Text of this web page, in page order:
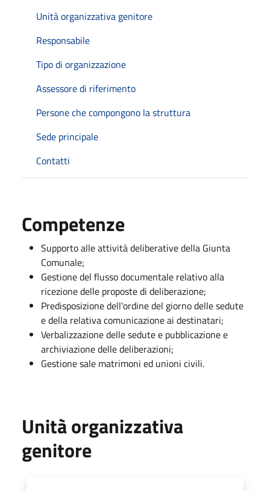
Unità organizzativa genitore
Responsabile
Tipo di organizzazione
Assessore di riferimento
Persone che compongono la struttura
Sede principale
Contatti
Competenze
Supporto alle attività deliberative della Giunta
Comunale;
Gestione del flusso documentale relativo alla
ricezione delle proposte di deliberazione;
Predisposizione dell'ordine del giorno delle sedute
e della relativa comunicazione ai destinatari;
Verbalizzazione delle sedute e pubblicazione e
archiviazione delle deliberazioni;
Gestione sale matrimoni ed unioni civili.
Unità organizzativa
genitore